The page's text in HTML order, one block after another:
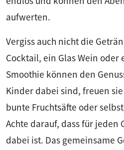
aufwerten.
Vergiss auch nicht die
Cocktail, ein Glas Wein
Smoothie können den
Kinder dabei sind, freuen
bunte Fruchtsäfte oder
Achte darauf, dass für jeden
dabei ist. Das gemeinsame